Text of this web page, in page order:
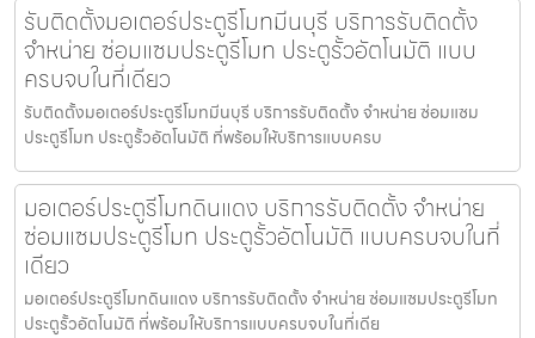
รับติดตั้งมอเตอร์ประตูรีโมทมีนบุรี บริการรับติดตั้ง
จำหน่าย ซ่อมแซมประตูรีโมท ประตูรั้วอัตโนมัติ แบบ
ครบจบในที่เดียว
รับติดตั้งมอเตอร์ประตูรีโมทมีนบุรี บริการรับติดตั้ง จำหน่าย ซ่อมแซม
ประตูรีโมท ประตูรั้วอัตโนมัติ ที่พร้อมให้บริการแบบครบ
มอเตอร์ประตูรีโมทดินแดง บริการรับติดตั้ง จำหน่าย
ซ่อมแซมประตูรีโมท ประตูรั้วอัตโนมัติ แบบครบจบในที่
เดียว
มอเตอร์ประตูรีโมทดินแดง บริการรับติดตั้ง จำหน่าย ซ่อมแซมประตูรีโมท
ประตูรั้วอัตโนมัติ ที่พร้อมให้บริการแบบครบจบในที่เดีย